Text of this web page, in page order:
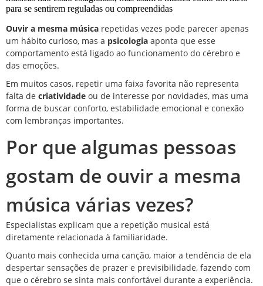
Ouvir a mesma música repetidas vezes pode parecer apenas
um hábito curioso, mas a psicologia aponta que esse
comportamento está ligado ao funcionamento do cérebro e
das emoções.
Em muitos casos, repetir uma faixa favorita não representa
falta de criatividade ou de interesse por novidades, mas uma
forma de buscar conforto, estabilidade emocional e conexão
com lembranças importantes.
Por que algumas pessoas
gostam de ouvir a mesma
música várias vezes?
Especialistas explicam que a repetição musical está
diretamente relacionada à familiaridade.
Quanto mais conhecida uma canção, maior a tendência de ela
despertar sensações de prazer e previsibilidade, fazendo com
que o cérebro se sinta mais confortável durante a experiência.